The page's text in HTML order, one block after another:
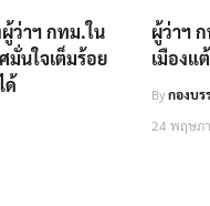
ผู้ว่าฯ กทม.ใน
มั่นใจเต็มร้อย
ด้
ผู้ว่าฯ
เมืองแ
Byกองบร
24 พฤษภ